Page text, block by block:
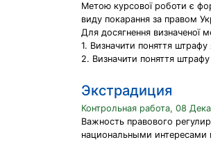
Метою курсової роботи є
виду покарання за правом
Для досягнення визначеної
1. Визначити поняття
2. Визначити поняття штрафу
Экстрадиция
Контрольная работа, 08
Важность правового
национальными интересами